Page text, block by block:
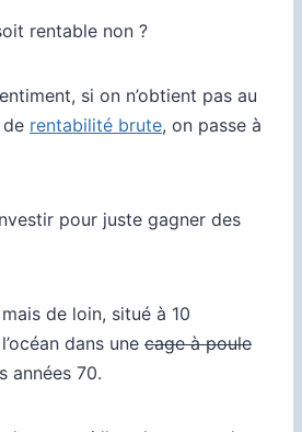
rentable non ?
si on n’obtient pas au
de rentabilité brute, on passe à
pour juste gagner des
de loin, situé à 10
dans une cage à poule
années 70.